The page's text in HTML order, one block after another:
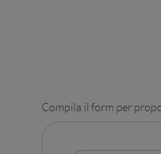
Compila il form per